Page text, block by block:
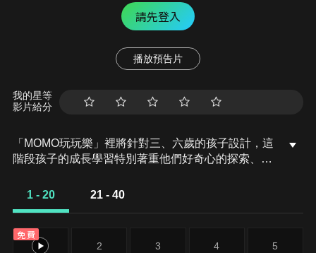
請先登入
播放預告片
我的星等
影片給分
「MOMO玩玩樂」裡將針對三、六歲的孩子設計，這
階段孩子的成長學習特別著重他們好奇心的探索、生
計動動腦、動動身體的好玩遊戲，另一方面也會針對
1 - 20 21 - 40
免費
1 2 3 4 5